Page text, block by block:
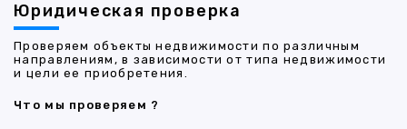
Юридическая проверка
Проверяем объекты недвижимости по различным
направлениям, в зависимости от типа недвижимости
и цели ее приобретения.
Что мы проверяем ?